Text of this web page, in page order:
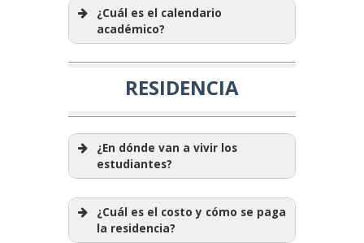
¿Cuál es el calendario
académico?
RESIDENCIA
¿En dónde van a vivir los
estudiantes?
¿Cuál es el costo y cómo se paga
la residencia?